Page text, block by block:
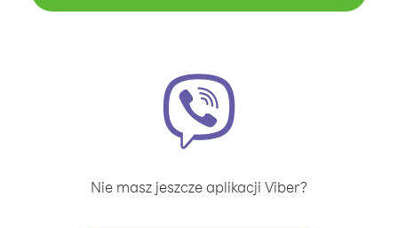
Nie masz jeszcze aplikacji Viber?